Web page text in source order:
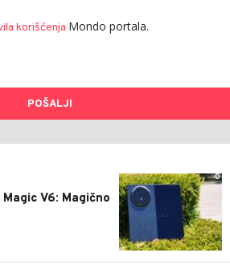
korišćenja Mondo portala.
POŠALJI
0
V6: Magično